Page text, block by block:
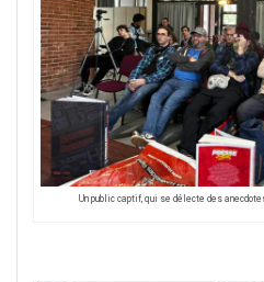
Un public captif, qui se délecte des